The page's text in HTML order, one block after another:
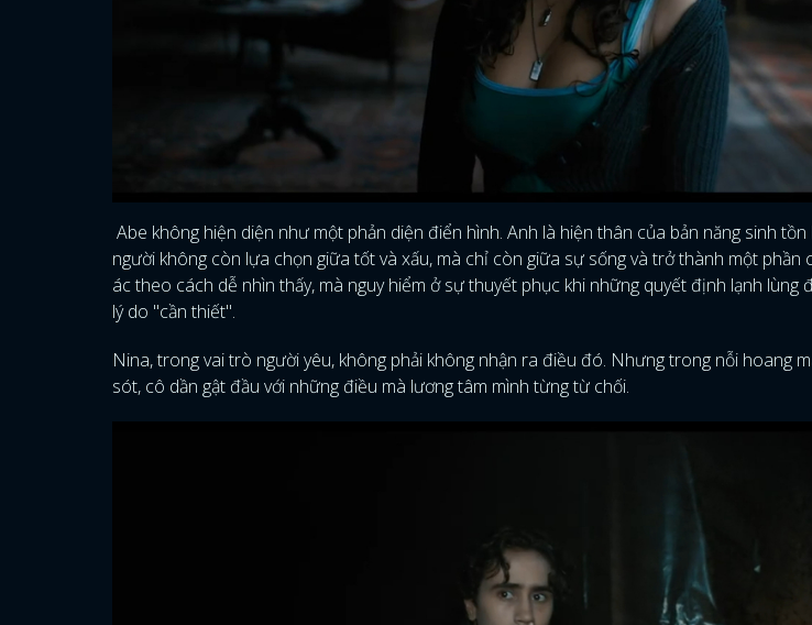
ĐĂNG
Abe không hiện diện như một phản diện điển hình. Anh là hiện thân của bản năng sinh
người không còn lựa chọn giữa tốt và xấu, mà chỉ còn giữa sự sống và trở thành một phần
ác theo cách dễ nhìn thấy, mà nguy hiểm ở sự thuyết phục khi những quyết định lạnh lùng
lý do "cần thiết".
Nina, trong vai trò người yêu, không phải không nhận ra điều đó. Nhưng trong nỗi hoang
sót, cô dần gật đầu với những điều mà lương tâm mình từng từ chối.